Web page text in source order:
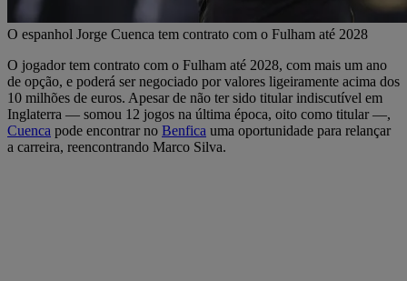
O espanhol Jorge Cuenca tem contrato com o Fulham até 2028
O jogador tem contrato com o Fulham até 2028, com mais um ano
de opção, e poderá ser negociado por valores ligeiramente acima dos
10 milhões de euros. Apesar de não ter sido titular indiscutível em
Inglaterra — somou 12 jogos na última época, oito como titular —,
Cuenca pode encontrar no Benfica uma oportunidade para relançar
a carreira, reencontrando Marco Silva.